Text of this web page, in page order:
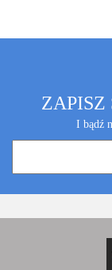
ZAPISZ
I bądź